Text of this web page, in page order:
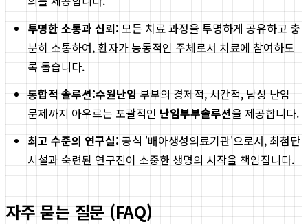
투명한 소통과 신뢰: 모든 치료 과정을 투명하게 공유하고 충
분히 소통하여, 환자가 능동적인 주체로서 치료에 참여하도
록 돕습니다.
통합적 솔루션:수원난임 부부의 경제적, 시간적, 남성 난임
문제까지 아우르는 포괄적인 난임부부솔루션을 제공합니다.
최고 수준의 연구실: 공식 '배아생성의료기관'으로서, 최첨단
시설과 숙련된 연구진이 소중한 생명의 시작을 책임집니다.
자주 묻는 질문 (FAQ)